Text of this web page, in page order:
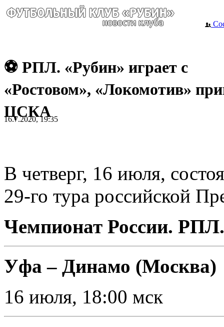
⚽ РПЛ. «Рубин» играет с
«Ростовом», «Локомотив»
ЦСКА
16.7.2020, 19:35
В четверг, 16 июля,
29-го тура российской
Чемпионат России.
Уфа – Динамо (Москва)
16 июля, 18:00 мск